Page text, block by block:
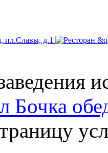
Бочка